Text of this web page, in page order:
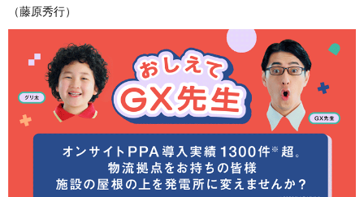
（藤原秀行）